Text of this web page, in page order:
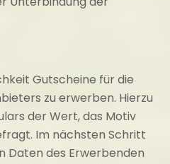
Gutscheine für die
zu erwerben. Hierzu
der Wert, das Motiv
Im nächsten Schritt
Daten des Erwerbenden